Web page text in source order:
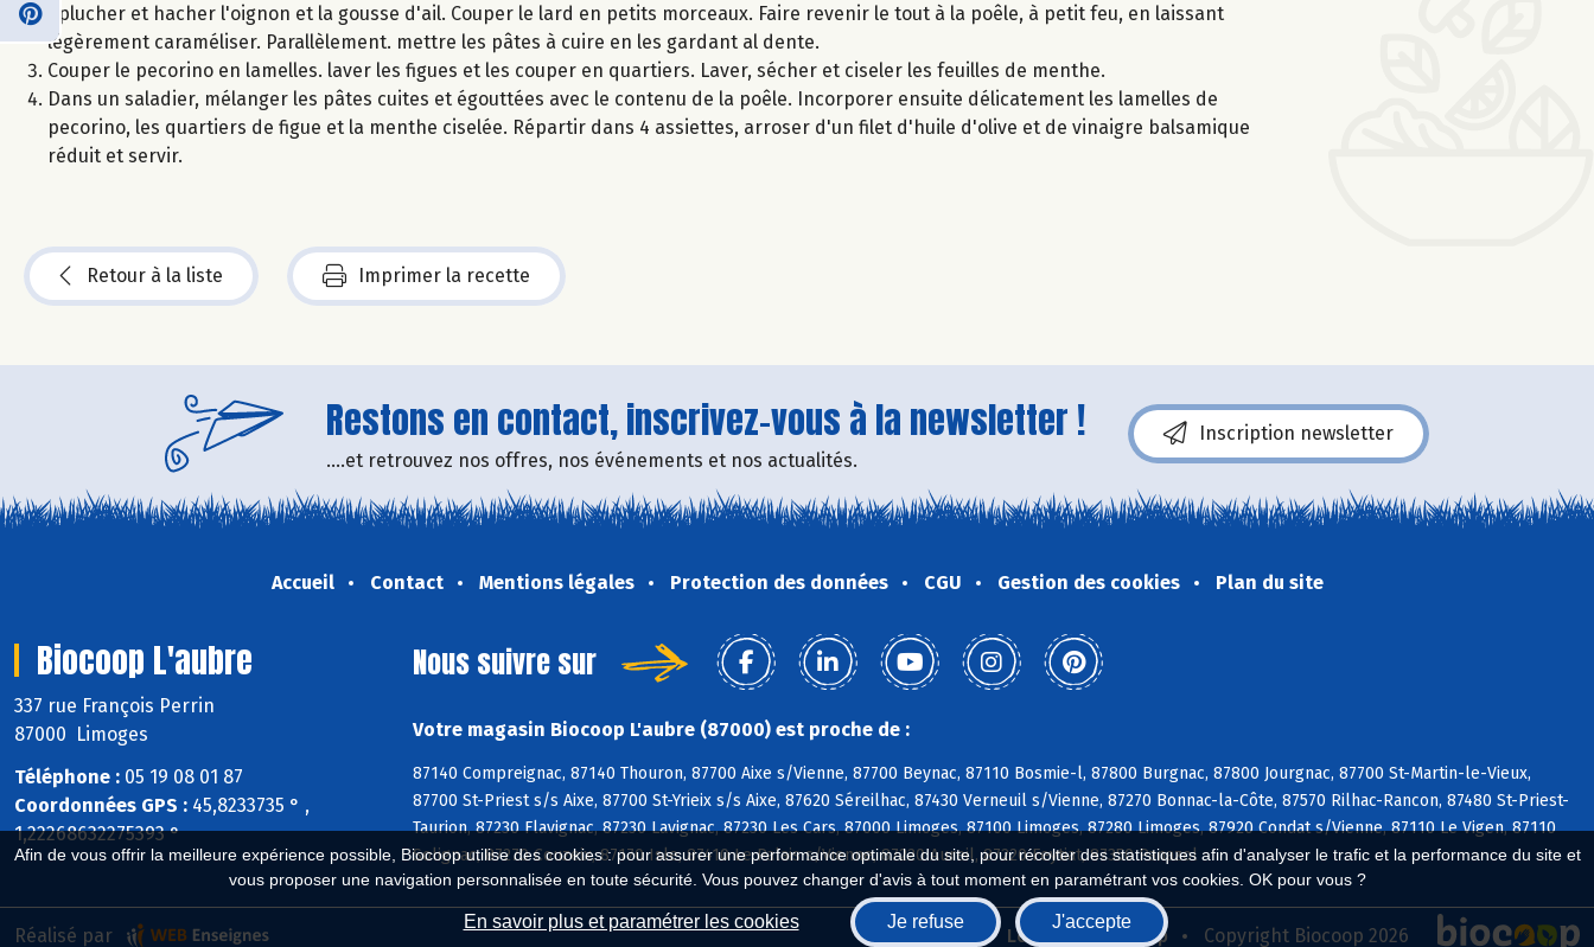
Afin de vous offrir la meilleure expérience possible, Biocoop utilise des cookies : pour assurer une performance optimale du site, pour récolter des statistiques afin d'analyser le trafic et la performance du site et
vous proposer une navigation personnalisée en toute sécurité. Vous pouvez changer d'avis à tout moment en paramétrant vos cookies. OK pour vous ?
En savoir plus et paramétrer les cookies Je refuse J'accepte
Éplucher et hacher l'oignon et la gousse d'ail. Couper le lard en petits morceaux. Faire revenir le tout à la poêle, à petit feu, en laissant
légèrement caraméliser. Parallèlement. mettre les pâtes à cuire en les gardant al dente.
Couper le pecorino en lamelles. laver les figues et les couper en quartiers. Laver, sécher et ciseler les feuilles de menthe.
Dans un saladier, mélanger les pâtes cuites et égouttées avec le contenu de la poêle. Incorporer ensuite délicatement les lamelles de
pecorino, les quartiers de figue et la menthe ciselée. Répartir dans 4 assiettes, arroser d'un filet d'huile d'olive et de vinaigre balsamique
réduit et servir.
Retour à la liste Imprimer la recette
Restons en contact, inscrivez-vous à la newsletter !
....et retrouvez nos offres, nos événements et nos actualités.
Inscription newsletter
Accueil Contact Mentions légales Protection des données CGU Gestion des cookies Plan du site
Biocoop L'aubre
337 rue François Perrin
87000 Limoges
Téléphone : 05 19 08 01 87
Coordonnées GPS : 45,8233735 ° ,
1,22268632275393 °
Nous suivre sur
Votre magasin Biocoop L'aubre (87000) est proche de :
87140 Compreignac, 87140 Thouron, 87700 Aixe s/Vienne, 87700 Beynac, 87110 Bosmie-l, 87800 Burgnac, 87800 Jourgnac, 87700 St-Martin-le-Vieux,
87700 St-Priest s/s Aixe, 87700 St-Yrieix s/s Aixe, 87620 Séreilhac, 87430 Verneuil s/Vienne, 87270 Bonnac-la-Côte, 87570 Rilhac-Rancon, 87480 St-Priest-
Taurion, 87230 Flavignac, 87230 Lavignac, 87230 Les Cars, 87000 Limoges, 87100 Limoges, 87280 Limoges, 87920 Condat s/Vienne, 87110 Le Vigen, 87110
Solignac, 87270 Couzeix, 87170 Isle, 87410 Le Palais s/Vienne, 87220 Aureil, 87220 Feytiat, 87350 Panazol
Biocoop.fr Le réseau Biocoop Copyright Biocoop 2026
Réalisé par